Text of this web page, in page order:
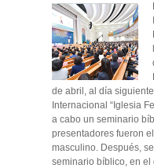
de abril, al día
Internacional “Iglesia
a cabo un seminario
presentadores fueron
masculino. Después,
seminario bíblico, en el